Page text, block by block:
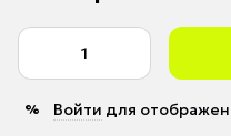
% Войти для